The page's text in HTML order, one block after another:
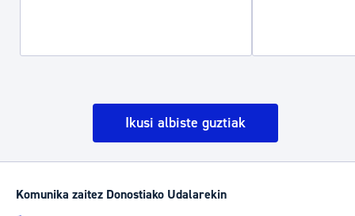
Ikusi albiste guztiak
Komunika zaitez Donostiako Udalarekin